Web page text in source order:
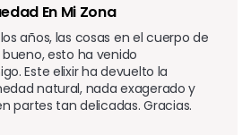
En Mi Zona
años, las cosas en el cuerpo de
esto ha venido
Este elixir ha devuelto la
natural, nada exagerado y
partes tan delicadas. Gracias.